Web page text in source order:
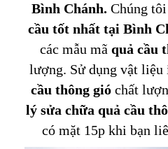
Bình Chánh. Chúng
cầu tốt nhất tại Bình
các mẫu mã quả cầu
lượng. Sử dụng vật liệu
cầu thông gióchất
lý sửa chữa quả cầu
có mặt 15p khi bạn